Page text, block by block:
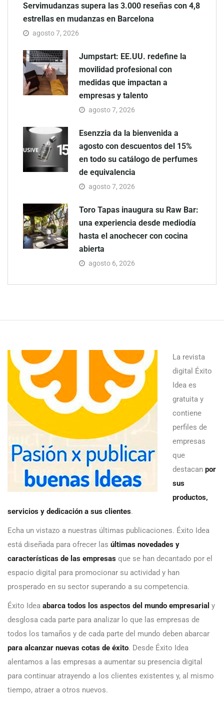
Servimudanzas supera las 3.000 reseñas con 4,8
estrellas en mudanzas en Barcelona
agosto 7, 2026
Jumpstart: EE.UU. redefine la
movilidad profesional con
medidas que impactan a
empresas y talento
agosto 7, 2026
Esenzzia da la bienvenida a
agosto con descuentos del 15%
en todo su catálogo de perfumes
de equivalencia
agosto 7, 2026
Toro Tapas inaugura su Raw Bar:
una experiencia desde mediodía
hasta el anochecer con cocina
abierta
agosto 6, 2026
La revista
digital Éxito
Idea es
gratuita y
contiene
perfiles de
empresas
que
destacan por
sus
productos,
servicios y dedicación a sus clientes.
Echa un vistazo a nuestras últimas publicaciones. Éxito Idea
está diseñada para ofrecer las últimas novedades y
características de las empresas que se han decantado por el
espacio digital para promocionar su actividad y han
prosperado en su sector superando a su competencia.
Éxito Idea abarca todos los aspectos del mundo empresarial y
desglosa cada parte para analizar lo que las empresas de
todos los tamaños y de cada parte del mundo deben abarcar
para alcanzar nuevas cotas de éxito. Desde Éxito Idea
alentamos a las empresas a aumentar su presencia digital
para continuar atrayendo a los clientes existentes y, al mismo
tiempo, atraer a otros nuevos.